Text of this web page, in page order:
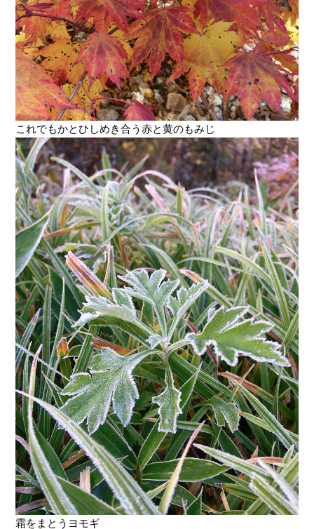
これでもかとひしめき合う赤と黄のもみじ
霜をまとうヨモギ